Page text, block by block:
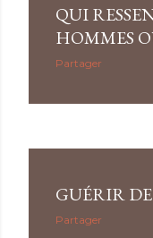
QUI
HOMMES
Partager
GUÉRIR
Partager